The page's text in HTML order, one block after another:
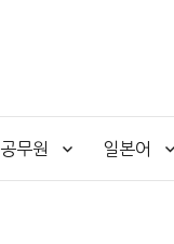
공무원 일본어